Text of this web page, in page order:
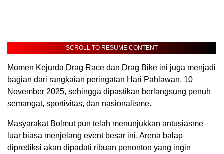
SCROLL TO RESUME CONTENT
Momen Kejurda Drag Race dan Drag Bike ini juga menjadi
bagian dari rangkaian peringatan Hari Pahlawan, 10
November 2025, sehingga dipastikan berlangsung penuh
semangat, sportivitas, dan nasionalisme.
Masyarakat Bolmut pun telah menunjukkan antusiasme
luar biasa menjelang event besar ini. Arena balap
diprediksi akan dipadati ribuan penonton yang ingin